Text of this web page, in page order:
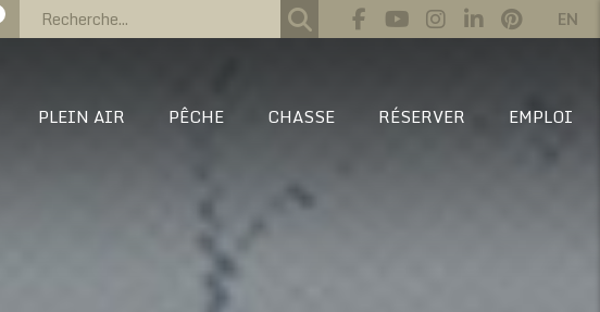
EN
PLEIN AIR PÊCHE CHASSE RÉSERVER EMPLOI